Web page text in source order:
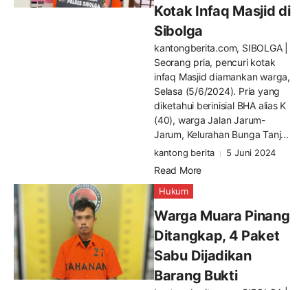
Kotak Infaq Masjid di
Sibolga
kantongberita.com, SIBOLGA |
Seorang pria, pencuri kotak
infaq Masjid diamankan warga,
Selasa (5/6/2024). Pria yang
diketahui berinisial BHA alias K
(40), warga Jalan Jarum-
Jarum, Kelurahan Bunga Tanj...
kantong berita 5 Juni 2024
Read More
Hukum
Warga Muara Pinang
Ditangkap, 4 Paket
Sabu Dijadikan
Barang Bukti